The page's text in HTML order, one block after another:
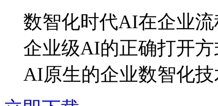
数智化时代AI在企业
企业级AI的正确打开
AI原生的企业数智化